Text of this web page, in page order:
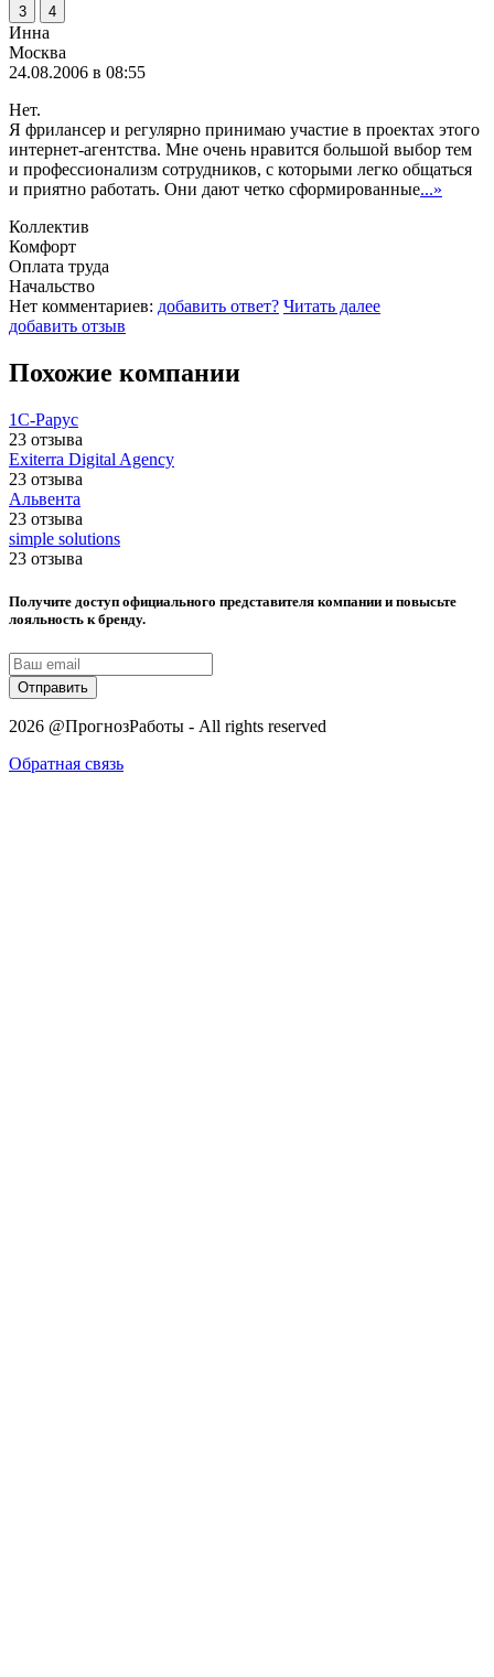
3
4
Инна
Москва
24.08.2006 в 08:55
Нет.
Я фрилансер и регулярно принимаю участие в проектах этого
интернет-агентства. Мне очень нравится большой выбор тем
и профессионализм сотрудников, с которыми легко общаться
и приятно работать. Они дают четко сформированные...»
Коллектив
Комфорт
Оплата труда
Начальство
Нет комментариев: добавить ответ? Читать далее
добавить отзыв
Похожие компании
1С-Рарус
23 отзыва
Eхitеrra Digital Agency
23 отзыва
Альвента
23 отзыва
simple solutions
23 отзыва
Получите доступ официального представителя компании и повысьте
лояльность к бренду.
Отправить
2026 @ПрогнозРаботы - All rights reserved
Обратная связь